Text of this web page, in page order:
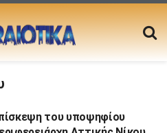
του υποψηφίου